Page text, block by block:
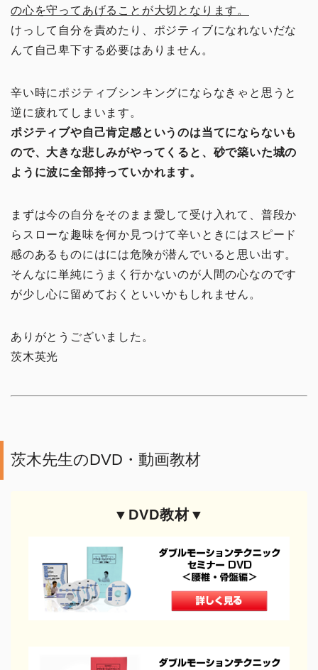
の心を守ってあげることが大切となります。
けっして自分を責めたり、ポジティブになれないだな
んて自己卑下する必要はありません。
辛い時にポジティブシンキングにならなきゃと思うと
逆に疲れてしまいます。
ポジティブや自己肯定感というのは当てにならないも
ので、大きな悲しみがやってくると、砂で築いた城の
ように波に全部持っていかれます。
まずは今の自分をそのまま愛して受け入れて、普段か
らスローな趣味を何か見つけて辛いときにはスピード
感のあるものにはには危険が潜んでいると思い出す。
そんなに単純にうまく行かないのが人間の心なのです
が少し心に留めておくといいかもしれません。
ありがとうございました。
茨木英光
茨木先生のDVD・動画教材
▼DVD教材▼